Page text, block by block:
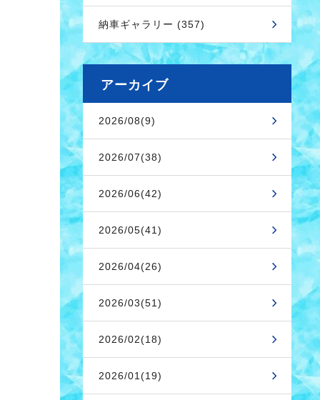
納車ギャラリー (357)
アーカイブ
2026/08(9)
2026/07(38)
2026/06(42)
2026/05(41)
2026/04(26)
2026/03(51)
2026/02(18)
2026/01(19)